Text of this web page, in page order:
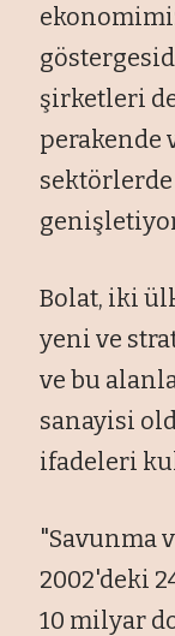
şirketleri
sektörlerde
Bolat, iki
yeni ve
ve bu
sanayisi
ifadeleri
"Savunma
2002'deki
10 milyar